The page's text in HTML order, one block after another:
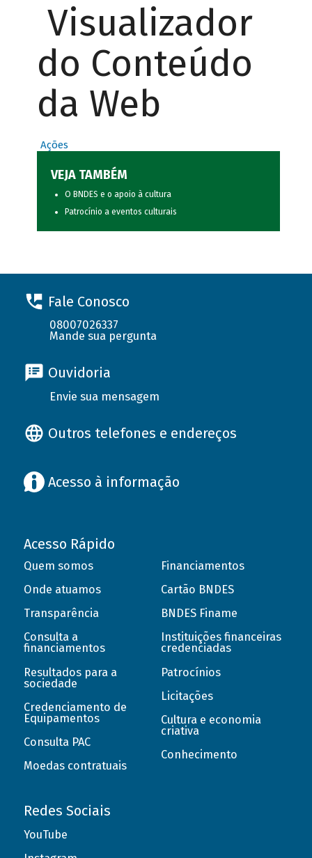
Visualizador
do Conteúdo
da Web
Ações
VEJA TAMBÉM
O BNDES e o apoio à cultura
Patrocínio a eventos culturais
Fale Conosco
08007026337
Mande sua pergunta
Ouvidoria
Envie sua mensagem
Outros telefones e endereços
Acesso à informação
Acesso Rápido
Quem somos
Onde atuamos
Transparência
Consulta a
financiamentos
Resultados para a
sociedade
Credenciamento de
Equipamentos
Consulta PAC
Moedas contratuais
Financiamentos
Cartão BNDES
BNDES Finame
Instituições financeiras
credenciadas
Patrocínios
Licitações
Cultura e economia
criativa
Conhecimento
Redes Sociais
YouTube